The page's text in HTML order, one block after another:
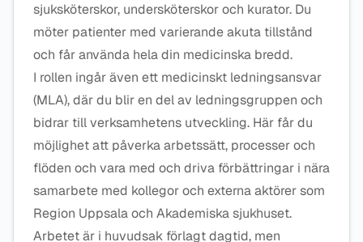
sjuksköterskor, undersköterskor och kurator. Du
möter patienter med varierande akuta tillstånd
och får använda hela din medicinska bredd.
I rollen ingår även ett medicinskt ledningsansvar
(MLA), där du blir en del av ledningsgruppen och
bidrar till verksamhetens utveckling. Här får du
möjlighet att påverka arbetssätt, processer och
flöden och vara med och driva förbättringar i nära
samarbete med kollegor och externa aktörer som
Region Uppsala och Akademiska sjukhuset.
Arbetet är i huvudsak förlagt dagtid, men